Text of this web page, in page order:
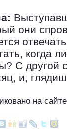
они
когда
С другой
и,
на